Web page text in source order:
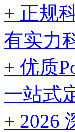
+ 正规
有实力
+ 优质
一站式
+ 2026